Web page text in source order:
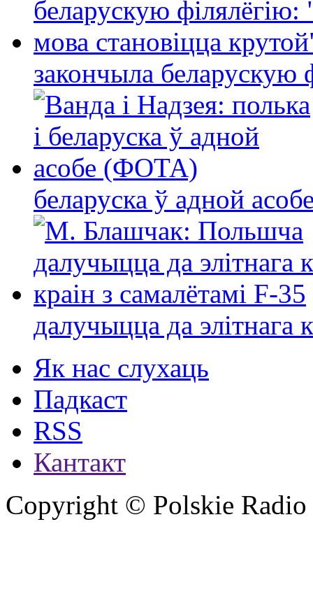
закончыла беларускую
беларуска ў адной
далучыцца да элітнага
Як нас слухаць
Падкаст
RSS
Кантакт
Copyright © Polskie